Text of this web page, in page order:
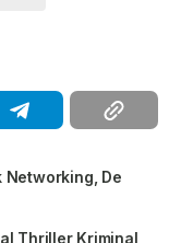
Networking, De
Thriller Kriminal